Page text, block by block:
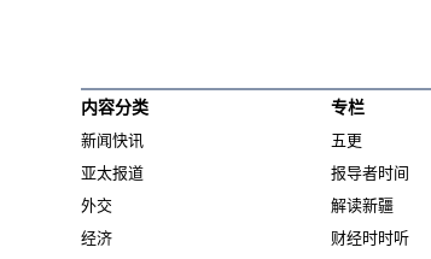
内容分类
新闻快讯
亚太报道
外交
经济
专栏
五更
报导者时间
解读新疆
财经时时听